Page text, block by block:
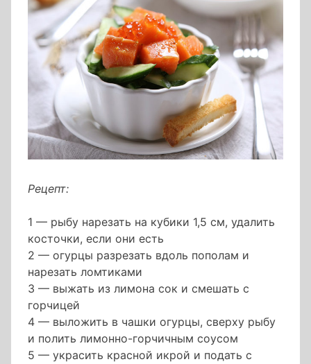
Рецепт:
1 — рыбу нарезать на кубики 1,5 см, удалить
косточки, если они есть
2 — огурцы разрезать вдоль пополам и
нарезать ломтиками
3 — выжать из лимона сок и смешать с
горчицей
4 — выложить в чашки огурцы, сверху рыбу
и полить лимонно-горчичным соусом
5 — украсить красной икрой и подать с